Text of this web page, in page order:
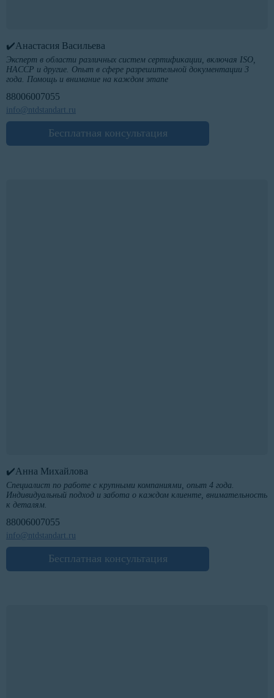
✔️Анастасия Васильева
Эксперт в области различных систем сертификации, включая ISO,
HACCP и другие. Опыт в сфере разрешительной документации 3
года. Помощь и внимание на каждом этапе
88006007055
info@ntdstandart.ru
Бесплатная консультация
✔️Анна Михайлова
Специалист по работе с крупными компаниями, опыт 4 года.
Индивидуальный подход и забота о каждом клиенте, внимательность
к деталям.
88006007055
info@ntdstandart.ru
Бесплатная консультация